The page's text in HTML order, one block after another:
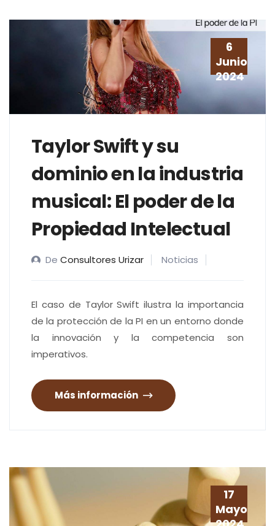
6
Junio
2024
Taylor Swift y su
dominio en la industria
musical: El poder de la
Propiedad Intelectual
De Consultores Urizar Noticias
El caso de Taylor Swift ilustra la importancia
de la protección de la PI en un entorno donde
la innovación y la competencia son
imperativos.
Más información
17
Mayo